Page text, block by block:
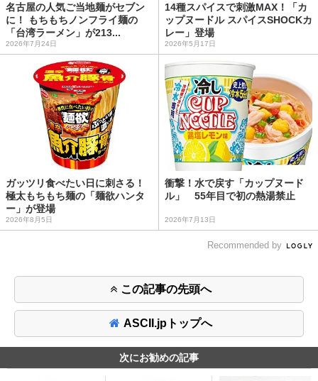
名古屋の人気ご当地麺がセブン
に！ もちもちノンフライ麺の
「台湾ラーメン」が213...
2026年7月24日
14種スパイスで刺激MAX！「カ
ップヌードル スパイスSHOCKカ
レー」登場
2026年5月17日
ガッツリ食べたい日に刺さる！
極太もちもち麺の「麺欲ハンタ
ー」が登場
2026年8月5日
衝撃！水で戻す「カップヌード
ル」 55年目で初の熱湯禁止
2026年7月13日
Recommended by
この記事の先頭へ
ASCII.jpトップへ
次にお勧めの記事